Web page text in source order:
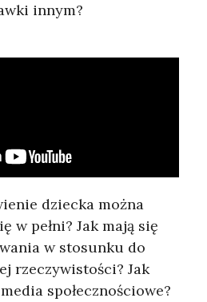
innym?
dziecka można
w pełni? Jak mają się
w stosunku do
rzeczywistości? Jak
społecznościowe?